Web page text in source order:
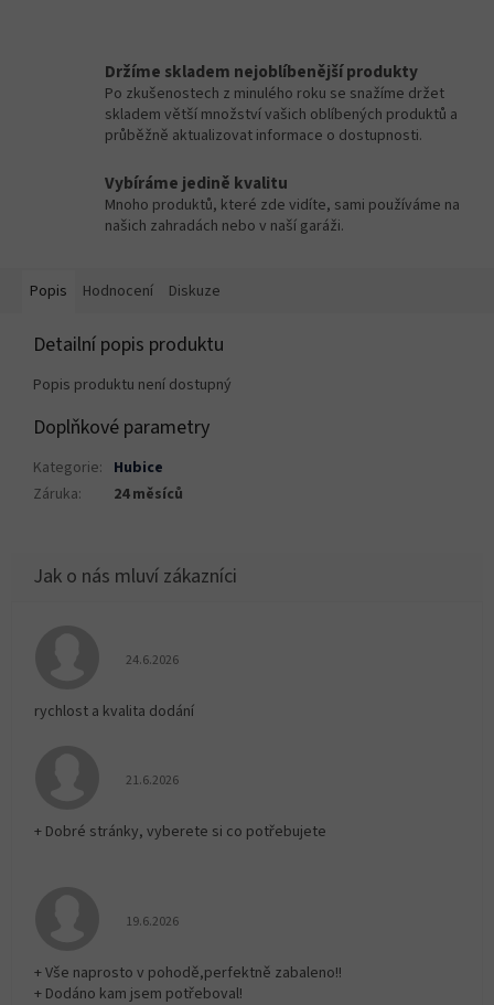
Držíme skladem nejoblíbenější produkty
Po zkušenostech z minulého roku se snažíme držet
skladem větší množství vašich oblíbených produktů a
průběžně aktualizovat informace o dostupnosti.
Vybíráme jedině kvalitu
Mnoho produktů, které zde vidíte, sami používáme na
našich zahradách nebo v naší garáži.
Popis Hodnocení Diskuze
Detailní popis produktu
Popis produktu není dostupný
Doplňkové parametry
Kategorie: Hubice
Záruka: 24 měsíců
Hodnocení obchodu je 5 z 5 hvězdiček.
24.6.2026
rychlost a kvalita dodání
Hodnocení obchodu je 5 z 5 hvězdiček.
21.6.2026
+ Dobré stránky, vyberete si co potřebujete
Hodnocení obchodu je 5 z 5 hvězdiček.
19.6.2026
+ Vše naprosto v pohodě,perfektně zabaleno!!
+ Dodáno kam jsem potřeboval!